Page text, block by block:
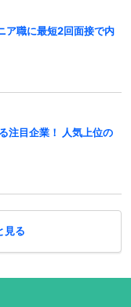
ア職に最短2回面接で内
注目企業！ 人気上位の
見る